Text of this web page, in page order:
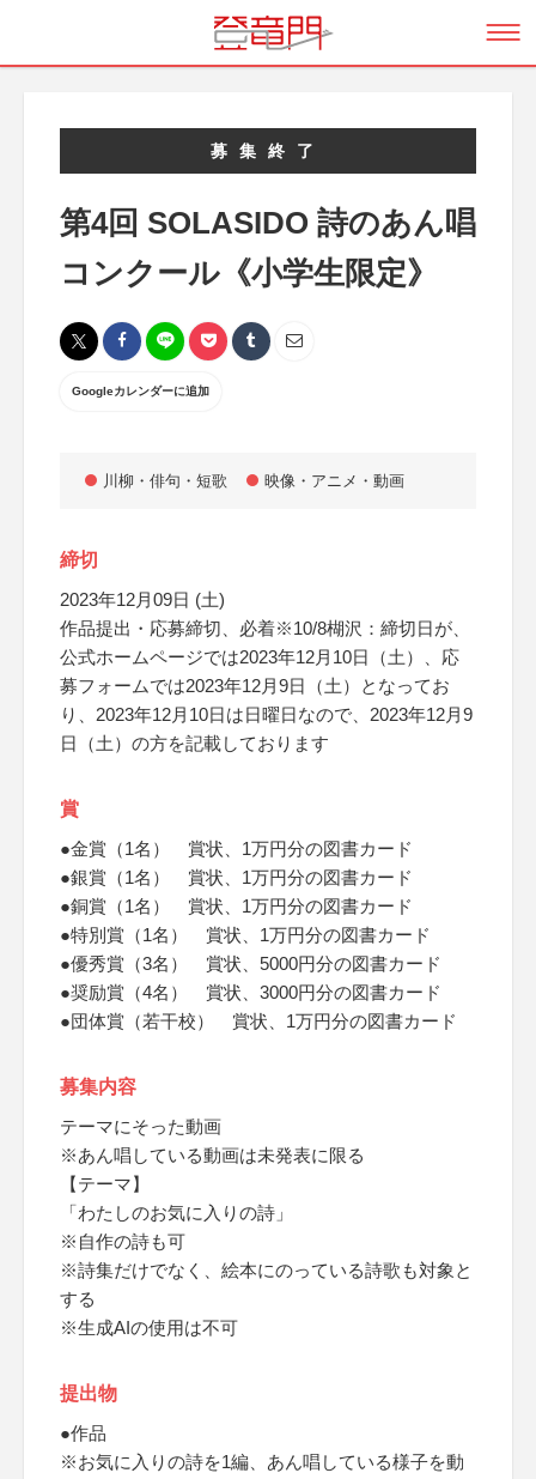
募集終了
第4回 SOLASIDO 詩のあん唱
コンクール《小学生限定》
Googleカレンダーに追加
川柳・俳句・短歌 映像・アニメ・動画
締切
2023年12月09日 (土)
作品提出・応募締切、必着※10/8楜沢：締切日が、
公式ホームページでは2023年12月10日（土）、応
募フォームでは2023年12月9日（土）となってお
り、2023年12月10日は日曜日なので、2023年12月9
日（土）の方を記載しております
賞
●金賞（1名） 賞状、1万円分の図書カード
●銀賞（1名） 賞状、1万円分の図書カード
●銅賞（1名） 賞状、1万円分の図書カード
●特別賞（1名） 賞状、1万円分の図書カード
●優秀賞（3名） 賞状、5000円分の図書カード
●奨励賞（4名） 賞状、3000円分の図書カード
●団体賞（若干校） 賞状、1万円分の図書カード
募集内容
テーマにそった動画
※あん唱している動画は未発表に限る
【テーマ】
「わたしのお気に入りの詩」
※自作の詩も可
※詩集だけでなく、絵本にのっている詩歌も対象と
する
※生成AIの使用は不可
提出物
●作品
※お気に入りの詩を1編、あん唱している様子を動